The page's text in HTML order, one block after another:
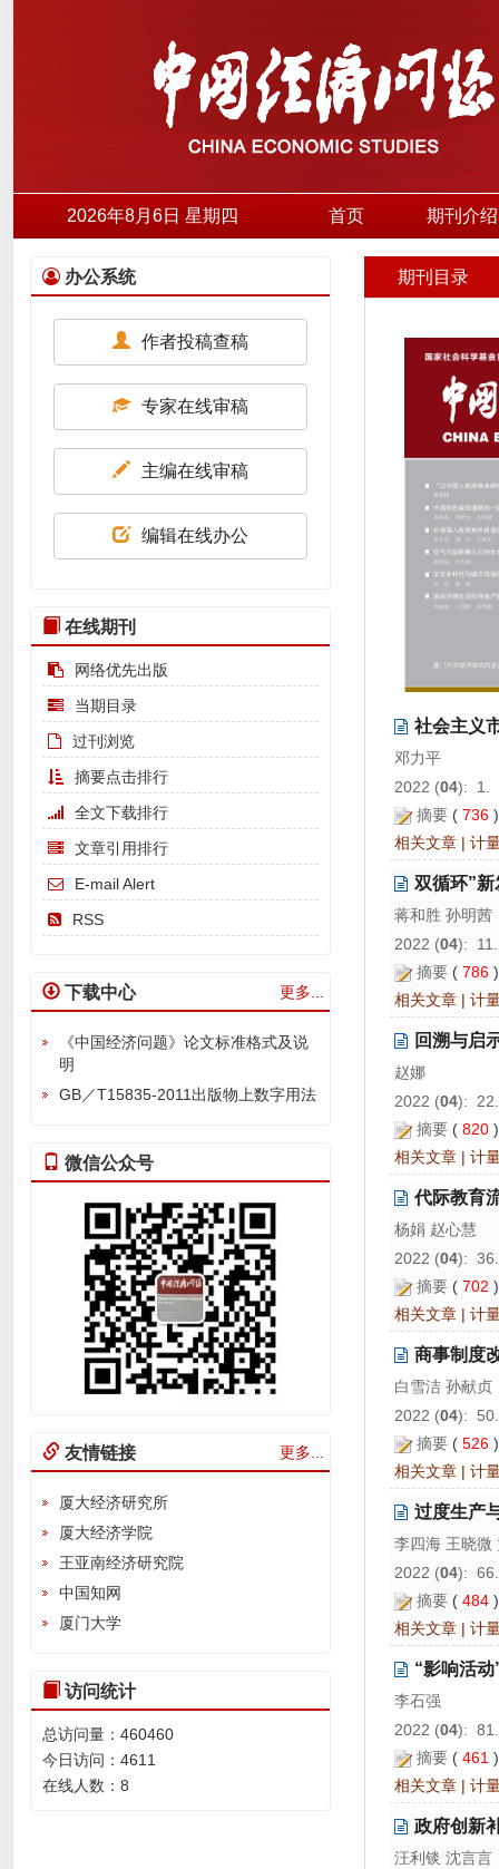
2026年8月6日 星期四 首页 期刊介绍
期刊目录
社会主义
邓力平
2022 (04): 1.
摘要 ( 736
相关文章 | 计
双循环”
蒋和胜 孙明茜
2022 (04):
摘要 ( 786
相关文章 | 计
回溯与启
赵娜
2022 (04):
摘要 ( 820
相关文章 | 计
代际教育
杨娟 赵心慧
2022 (04):
摘要 ( 702
相关文章 | 计
商事制度
白雪洁 孙献贞
2022 (04):
摘要 ( 526
相关文章 | 计
过度生产
李四海 王晓微
2022 (04):
摘要 ( 484
相关文章 | 计
“影响活
李石强
2022 (04):
摘要 ( 461
相关文章 | 计
政府创新
汪利锬 沈言言
办公系统
作者投稿查稿
专家在线审稿
主编在线审稿
编辑在线办公
在线期刊
网络优先出版
当期目录
过刊浏览
摘要点击排行
全文下载排行
文章引用排行
E-mail Alert
RSS
下载中心 更多...
《中国经济问题》论文标准格式及说
明
GB／T15835-2011出版物上数字用法
微信公众号
友情链接 更多...
厦大经济研究所
厦大经济学院
王亚南经济研究院
中国知网
厦门大学
访问统计
总访问量： 460460
今日访问： 4611
在线人数： 8